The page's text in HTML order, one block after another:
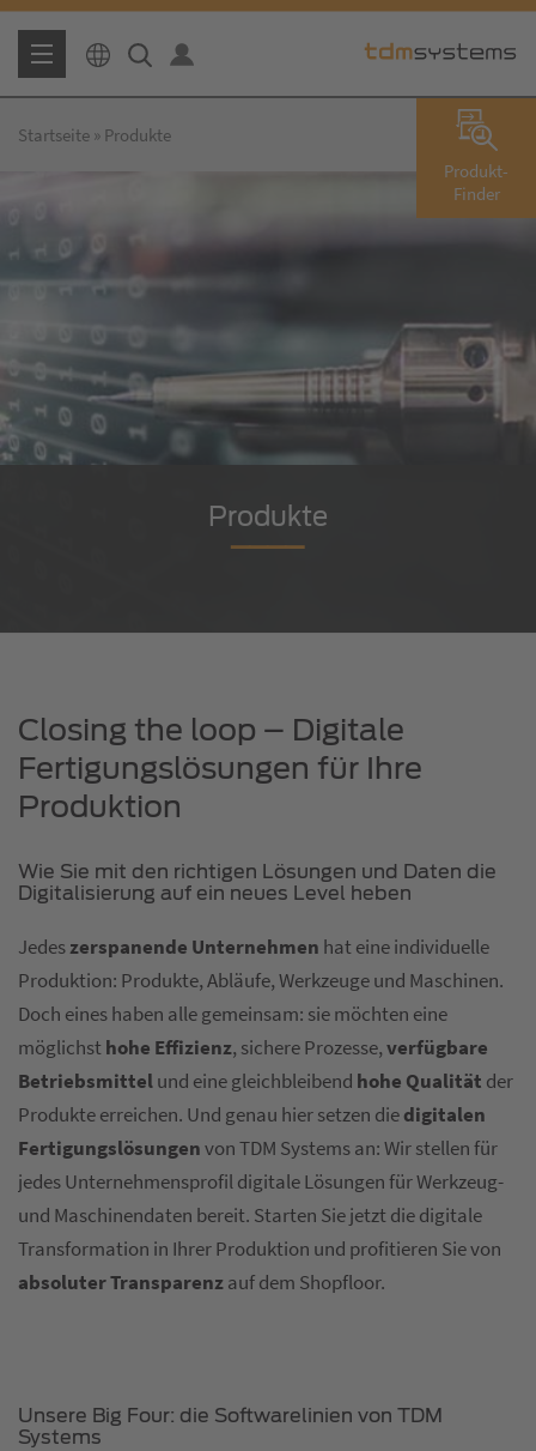
Produkt-
Finder
Startseite Produkte
Produkte
Closing the loop – Digitale
Fertigungslösungen für Ihre
Produktion
Wie Sie mit den richtigen Lösungen und Daten die
Digitalisierung auf ein neues Level heben
Jedeszerspanende Unternehmen hat eine individuelle
Produktion: Produkte, Abläufe, Werkzeuge und Maschinen.
Doch eines haben alle gemeinsam: sie möchten eine
möglichsthohe Effizienz, sichere Prozesse,verfügbare
Betriebsmittelund eine gleichbleibend hohe Qualität der
Produkte erreichen. Und genau hier setzen diedigitalen
Fertigungslösungenvon TDM Systems an: Wir stellen für
jedes Unternehmensprofil digitale Lösungen für Werkzeug-
und Maschinendaten bereit. Starten Sie jetzt die digitale
Transformation in Ihrer Produktion und profitieren Sie von
absoluter Transparenzauf dem Shopfloor.
Unsere Big Four: die Softwarelinien von TDM
Systems